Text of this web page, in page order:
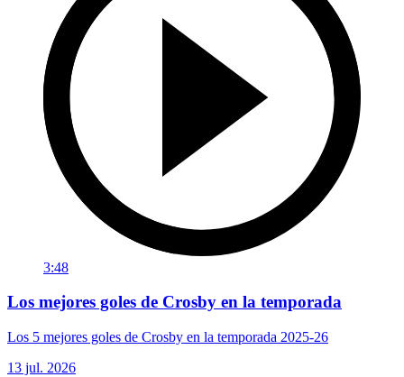
3:48
Los mejores goles de Crosby en la temporada
Los 5 mejores goles de Crosby en la temporada 2025-26
13 jul. 2026